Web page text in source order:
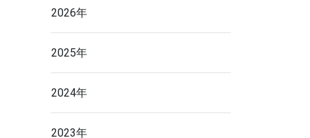
2026年
2025年
2024年
2023年